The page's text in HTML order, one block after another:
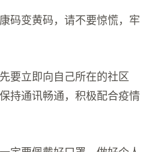
码变黄码，请不要惊慌，牢
要立即向自己所在的社区
持通讯畅通，积极配合疫情